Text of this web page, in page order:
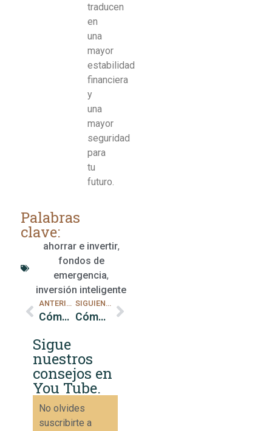
traducen
en
una
mayor
estabilidad
financiera
y
una
mayor
seguridad
para
tu
futuro.
Palabras
clave:
ahorrar e invertir,
fondos de
emergencia,
inversión inteligente
ANTERIOR
Cómo Reducir Gastos Superfluos
SIGUIENTE
Cómo Reducir Deudas de Alta Tasa de Interés
Sigue
nuestros
consejos en
You Tube.
No olvides
suscribirte a